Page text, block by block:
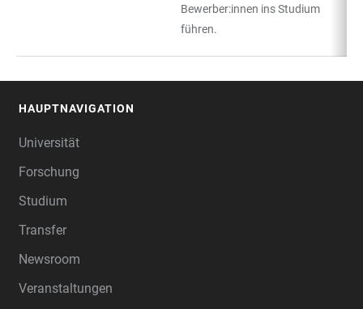
Bewerber:innen ins Studium
führen.
HAUPTNAVIGATION
Universität
Forschung
Studium
Transfer
Newsroom
Veranstaltungen